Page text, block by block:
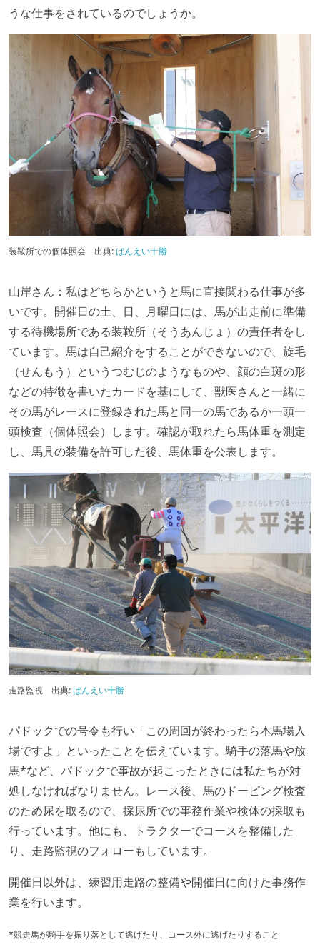
うな仕事をされているのでしょうか。
装鞍所での個体照会 出典:ばんえい十勝
山岸さん：私はどちらかというと馬に直接関わる仕事が多
いです。開催日の土、日、月曜日には、馬が出走前に準備
する待機場所である装鞍所（そうあんじょ）の責任者をし
ています。馬は自己紹介をすることができないので、旋毛
（せんもう）というつむじのようなものや、顔の白斑の形
などの特徴を書いたカードを基にして、獣医さんと一緒に
その馬がレースに登録された馬と同一の馬であるか一頭一
頭検査（個体照会）します。確認が取れたら馬体重を測定
し、馬具の装備を許可した後、馬体重を公表します。
走路監視 出典:ばんえい十勝
パドックでの号令も行い「この周回が終わったら本馬場入
場ですよ」といったことを伝えています。騎手の落馬や放
馬*など、パドックで事故が起こったときには私たちが対
処しなければなりません。レース後、馬のドーピング検査
のため尿を取るので、採尿所での事務作業や検体の採取も
行っています。他にも、トラクターでコースを整備した
り、走路監視のフォローもしています。
開催日以外は、練習用走路の整備や開催日に向けた事務作
業を行います。
*競走馬が騎手を振り落として逃げたり、コース外に逃げたりすること